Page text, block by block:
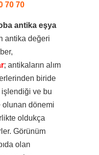
70 70
antika eşya
antika değeri
; antikaların alım
biride
ve bu
dönemi
oldukça
Görünüm
olan